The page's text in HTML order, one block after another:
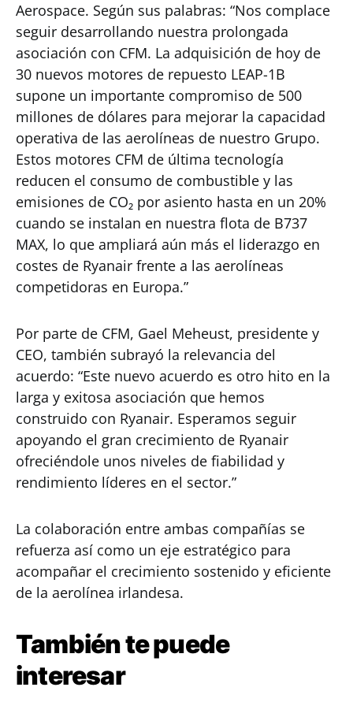
Aerospace. Según sus palabras: “Nos complace
seguir desarrollando nuestra prolongada
asociación con CFM. La adquisición de hoy de
30 nuevos motores de repuesto LEAP-1B
supone un importante compromiso de 500
millones de dólares para mejorar la capacidad
operativa de las aerolíneas de nuestro Grupo.
Estos motores CFM de última tecnología
reducen el consumo de combustible y las
emisiones de CO₂ por asiento hasta en un 20%
cuando se instalan en nuestra flota de B737
MAX, lo que ampliará aún más el liderazgo en
costes de Ryanair frente a las aerolíneas
competidoras en Europa.”
Por parte de CFM, Gael Meheust, presidente y
CEO, también subrayó la relevancia del
acuerdo: “Este nuevo acuerdo es otro hito en la
larga y exitosa asociación que hemos
construido con Ryanair. Esperamos seguir
apoyando el gran crecimiento de Ryanair
ofreciéndole unos niveles de fiabilidad y
rendimiento líderes en el sector.”
La colaboración entre ambas compañías se
refuerza así como un eje estratégico para
acompañar el crecimiento sostenido y eficiente
de la aerolínea irlandesa.
También te puede
interesar